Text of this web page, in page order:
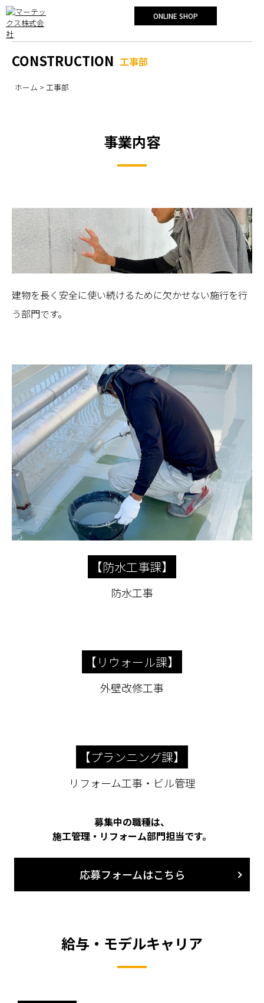
ONLINE SHOP
CONSTRUCTION 工事部
ホーム > 工事部
事業内容
建物を長く安全に使い続けるために欠かせない施行を行
う部門です。
【防水工事課】
防水工事
【リウォール課】
外壁改修工事
【プランニング課】
リフォーム工事・ビル管理
募集中の職種は、
施工管理・リフォーム部門担当です。
応募フォームはこちら
給与・モデルキャリア